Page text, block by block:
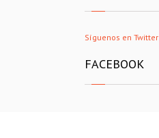
Síguenos en Twitter
FACEBOOK